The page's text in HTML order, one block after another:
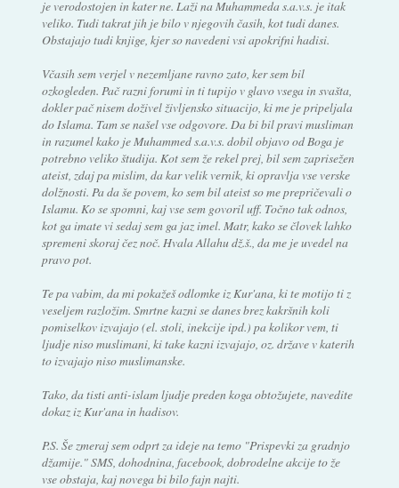
je verodostojen in kater ne. Laži na Muhammeda s.a.v.s. je itak
veliko. Tudi takrat jih je bilo v njegovih časih, kot tudi danes.
Obstajajo tudi knjige, kjer so navedeni vsi apokrifni hadisi.
Včasih sem verjel v nezemljane ravno zato, ker sem bil
ozkogleden. Pač razni forumi in ti tupijo v glavo vsega in svašta,
dokler pač nisem doživel življensko situacijo, ki me je pripeljala
do Islama. Tam se našel vse odgovore. Da bi bil pravi musliman
in razumel kako je Muhammed s.a.v.s. dobil objavo od Boga je
potrebno veliko študija. Kot sem že rekel prej, bil sem zaprisežen
ateist, zdaj pa mislim, da kar velik vernik, ki opravlja vse verske
dolžnosti. Pa da še povem, ko sem bil ateist so me prepričevali o
Islamu. Ko se spomni, kaj vse sem govoril uff. Točno tak odnos,
kot ga imate vi sedaj sem ga jaz imel. Matr, kako se človek lahko
spremeni skoraj čez noč. Hvala Allahu dž.š., da me je uvedel na
pravo pot.
Te pa vabim, da mi pokažeš odlomke iz Kur'ana, ki te motijo ti z
veseljem razložim. Smrtne kazni se danes brez kakršnih koli
pomiselkov izvajajo (el. stoli, inekcije ipd.) pa kolikor vem, ti
ljudje niso muslimani, ki take kazni izvajajo, oz. države v katerih
to izvajajo niso muslimanske.
Tako, da tisti anti-islam ljudje preden koga obtožujete, navedite
dokaz iz Kur'ana in hadisov.
P.S. Še zmeraj sem odprt za ideje na temo "Prispevki za gradnjo
džamije." SMS, dohodnina, facebook, dobrodelne akcije to že
vse obstaja, kaj novega bi bilo fajn najti.